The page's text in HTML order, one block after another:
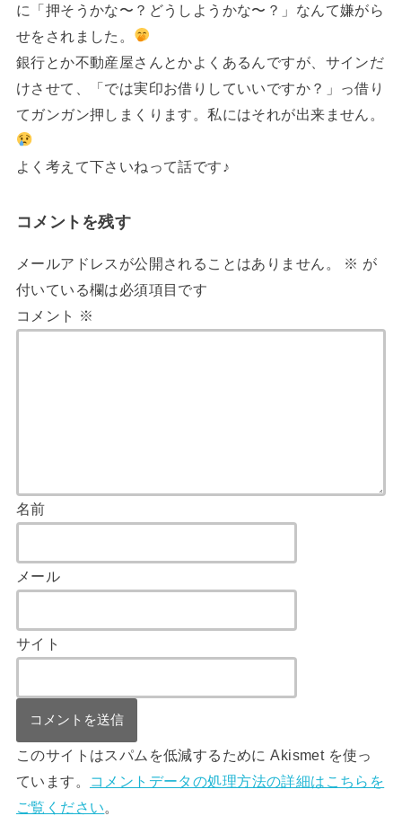
に「押そうかな〜？どうしようかな〜？」なんて嫌がら
せをされました。
銀行とか不動産屋さんとかよくあるんですが、サインだ
けさせて、「では実印お借りしていいですか？」っ借り
てガンガン押しまくります。私にはそれが出来ません。
よく考えて下さいねって話です♪
コメントを残す
メールアドレスが公開されることはありません。 ※ が
付いている欄は必須項目です
コメント
※
名前
メール
サイト
このサイトはスパムを低減するために Akismet を使っ
ています。
コメントデータの処理方法の詳細はこちらを
ご覧ください。